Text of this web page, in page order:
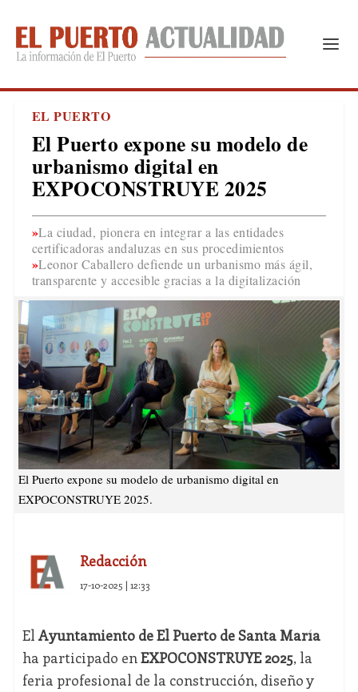
EL PUERTO
El Puerto expone su modelo de
urbanismo digital en
EXPOCONSTRUYE 2025
La ciudad, pionera en integrar a las entidades
certificadoras andaluzas en sus procedimientos
Leonor Caballero defiende un urbanismo más ágil,
transparente y accesible gracias a la digitalización
El Puerto expone su modelo de urbanismo digital en
EXPOCONSTRUYE 2025.
Redacción
17-10-2025 | 12:33
El Ayuntamiento de El Puerto de Santa María
ha participado enEXPOCONSTRUYE 2025, la
feria profesional de la construcción, diseño y